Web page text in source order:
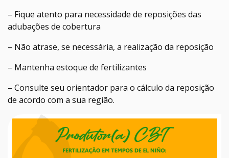
– Fique atento para necessidade de reposições das
adubações de cobertura
– Não atrase, se necessária, a realização da reposição
– Mantenha estoque de fertilizantes
– Consulte seu orientador para o cálculo da reposição
de acordo com a sua região.